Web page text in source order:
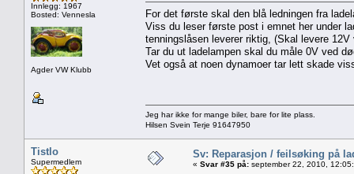
Innlegg: 1967
Bosted: Vennesla
Agder VW Klubb
For det første skal den blå ledningen fra
Viss du leser første post i emnet her under
tenningslåsen leverer riktig, (Skal levere
Tar du ut ladelampen skal du måle 0V ved
Vet også at noen dynamoer tar lett skade
Jeg har ikke for mange biler, bare for lite plass.
Hilsen Svein Terje 91647950
Tistlo
Supermedlem
Sv: Reparasjon / feilsøking på
« Svar #35 på: september 22, 2010,